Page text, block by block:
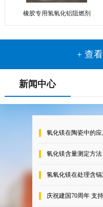
橡胶专用氢氧化铝阻燃剂
+ 查
新闻中心
氧化镁在陶瓷中的应
氧化镁含量测定方法
氢氧化镁在处理含
庆祝建国70周年 支